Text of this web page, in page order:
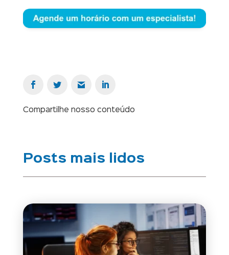
Compartilhe nosso conteúdo
Posts mais lidos